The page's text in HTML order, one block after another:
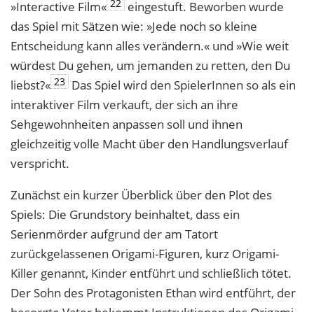
»Interactive Film« 22 eingestuft. Beworben wurde
das Spiel mit Sätzen wie: »Jede noch so kleine
Entscheidung kann alles verändern.« und »Wie weit
würdest Du gehen, um jemanden zu retten, den Du
liebst?« 23 Das Spiel wird den SpielerInnen so als ein
interaktiver Film verkauft, der sich an ihre
Sehgewohnheiten anpassen soll und ihnen
gleichzeitig volle Macht über den Handlungsverlauf
verspricht.
Zunächst ein kurzer Überblick über den Plot des
Spiels: Die Grundstory beinhaltet, dass ein
Serienmörder aufgrund der am Tatort
zurückgelassenen Origami-Figuren, kurz Origami-
Killer genannt, Kinder entführt und schließlich tötet.
Der Sohn des Protagonisten Ethan wird entführt, der